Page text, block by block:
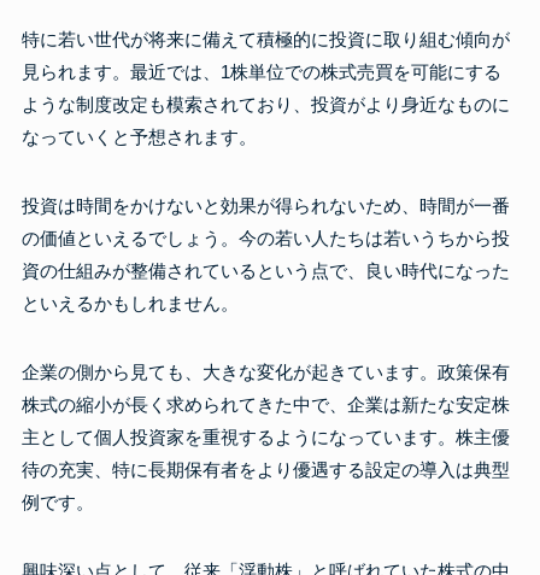
特に若い世代が将来に備えて積極的に投資に取り組む傾向が
見られます。最近では、1株単位での株式売買を可能にする
ような制度改定も模索されており、投資がより身近なものに
なっていくと予想されます。
投資は時間をかけないと効果が得られないため、時間が一番
の価値といえるでしょう。今の若い人たちは若いうちから投
資の仕組みが整備されているという点で、良い時代になった
といえるかもしれません。
企業の側から見ても、大きな変化が起きています。政策保有
株式の縮小が長く求められてきた中で、企業は新たな安定株
主として個人投資家を重視するようになっています。株主優
待の充実、特に長期保有者をより優遇する設定の導入は典型
例です。